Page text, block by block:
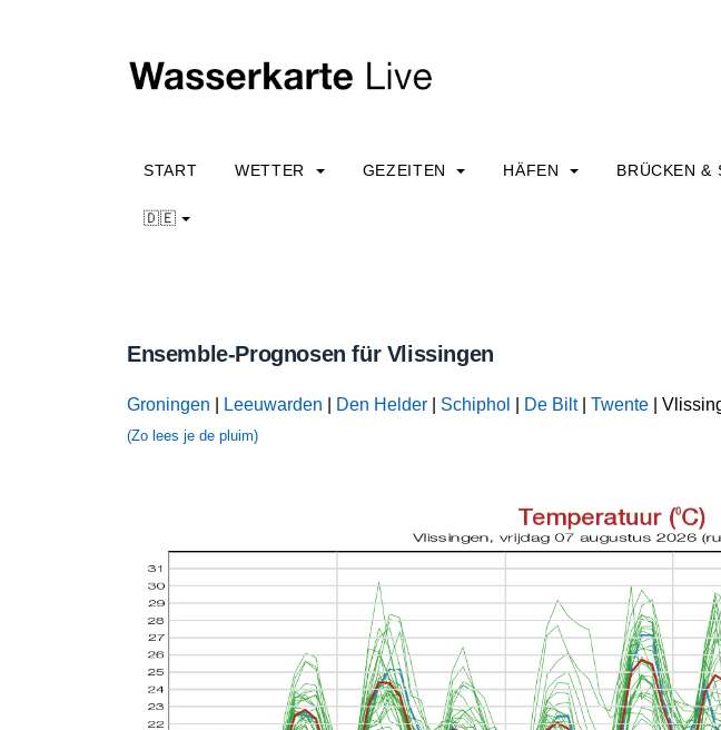
START WETTER GEZEITEN HÄFEN BRÜCKEN &
🇩🇪
Ensemble-Prognosen für Vlissingen
Groningen Leeuwarden Den Helder Schiphol De Bilt| Twente |
(Zo lees je de pluim)